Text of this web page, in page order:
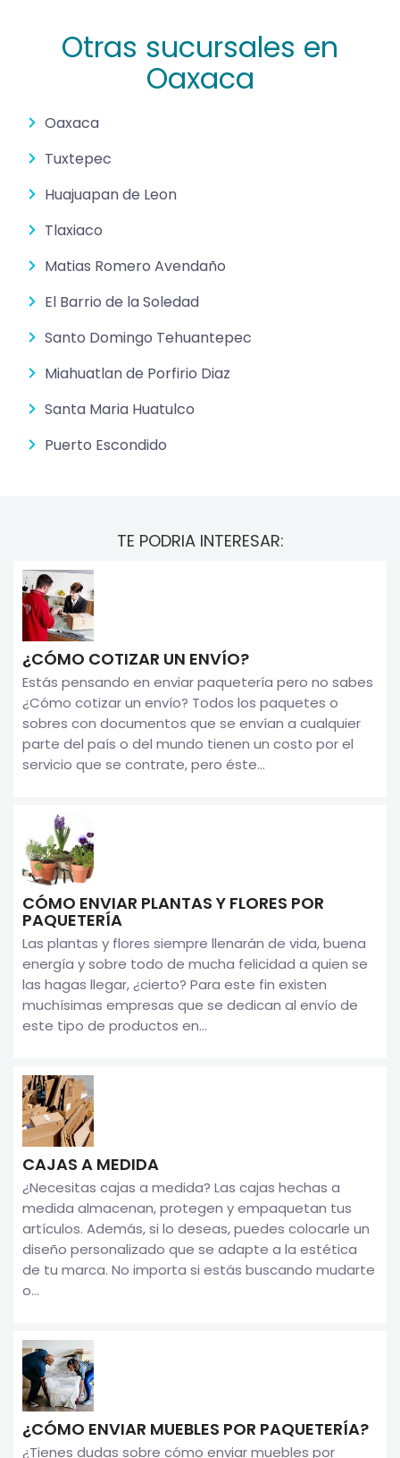
Otras sucursales en
Oaxaca
Oaxaca
Tuxtepec
Huajuapan de Leon
Tlaxiaco
Matias Romero Avendaño
El Barrio de la Soledad
Santo Domingo Tehuantepec
Miahuatlan de Porfirio Diaz
Santa Maria Huatulco
Puerto Escondido
TE PODRIA INTERESAR:
¿CÓMO COTIZAR UN ENVÍO?
Estás pensando en enviar paquetería pero no sabes
¿Cómo cotizar un envío? Todos los paquetes o
sobres con documentos que se envían a cualquier
parte del país o del mundo tienen un costo por el
servicio que se contrate, pero éste...
CÓMO ENVIAR PLANTAS Y FLORES POR
PAQUETERÍA
Las plantas y flores siempre llenarán de vida, buena
energía y sobre todo de mucha felicidad a quien se
las hagas llegar, ¿cierto? Para este fin existen
muchísimas empresas que se dedican al envío de
este tipo de productos en...
CAJAS A MEDIDA
¿Necesitas cajas a medida? Las cajas hechas a
medida almacenan, protegen y empaquetan tus
artículos. Además, si lo deseas, puedes colocarle un
diseño personalizado que se adapte a la estética
de tu marca. No importa si estás buscando mudarte
o...
¿CÓMO ENVIAR MUEBLES POR PAQUETERÍA?
¿Tienes dudas sobre cómo enviar muebles por